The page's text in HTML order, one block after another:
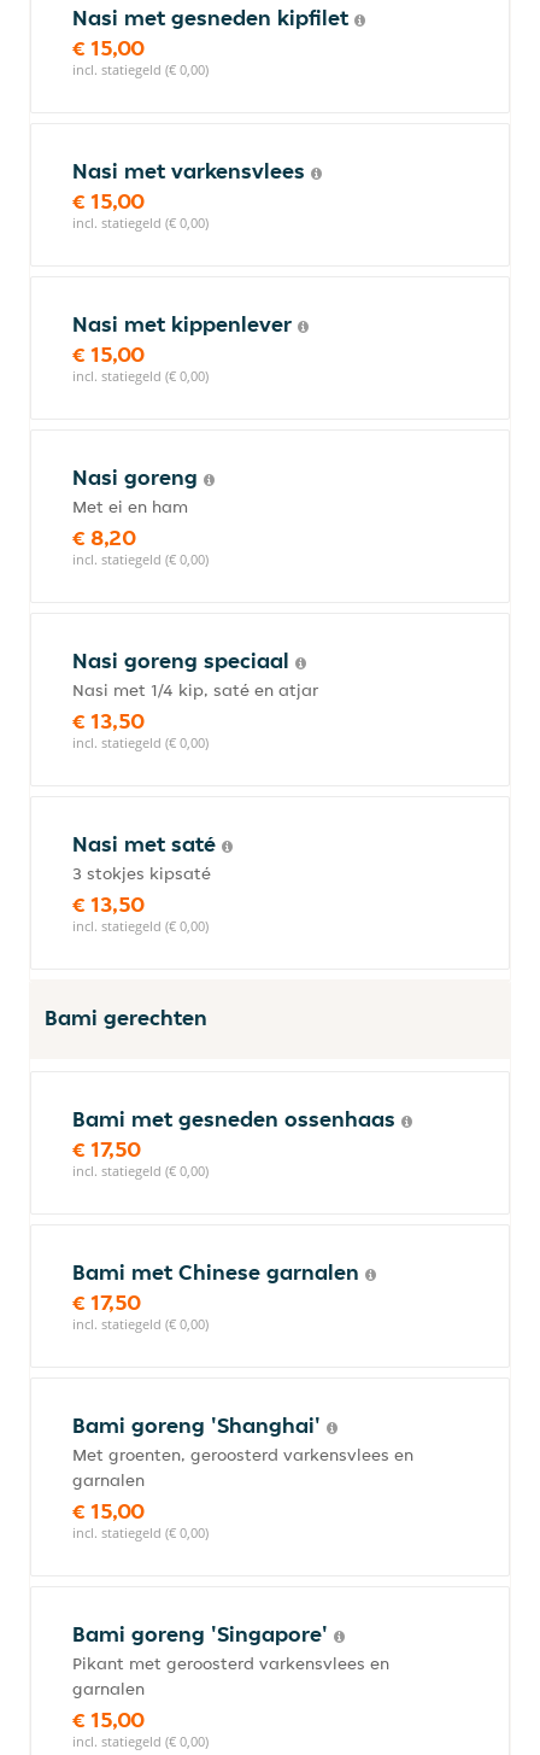
Nasi met gesneden kipfilet
€ 15,00
incl. statiegeld (€ 0,00)
Nasi met varkensvlees
€ 15,00
incl. statiegeld (€ 0,00)
Nasi met kippenlever
€ 15,00
incl. statiegeld (€ 0,00)
Nasi goreng
Met ei en ham
€ 8,20
incl. statiegeld (€ 0,00)
Nasi goreng speciaal
Nasi met 1/4 kip, saté en atjar
€ 13,50
incl. statiegeld (€ 0,00)
Nasi met saté
3 stokjes kipsaté
€ 13,50
incl. statiegeld (€ 0,00)
Bami gerechten
Bami met gesneden ossenhaas
€ 17,50
incl. statiegeld (€ 0,00)
Bami met Chinese garnalen
€ 17,50
incl. statiegeld (€ 0,00)
Bami goreng 'Shanghai'
Met groenten, geroosterd varkensvlees en
garnalen
€ 15,00
incl. statiegeld (€ 0,00)
Bami goreng 'Singapore'
Pikant met geroosterd varkensvlees en
garnalen
€ 15,00
incl. statiegeld (€ 0,00)